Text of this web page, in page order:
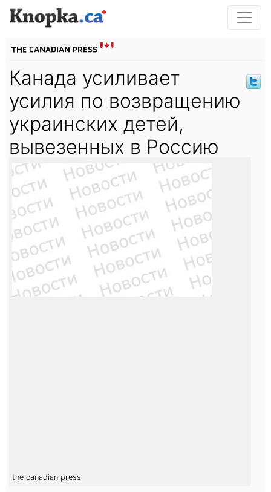
Канада усиливает
усилия по возвращению
украинских детей,
вывезенных в Россию
the canadian press